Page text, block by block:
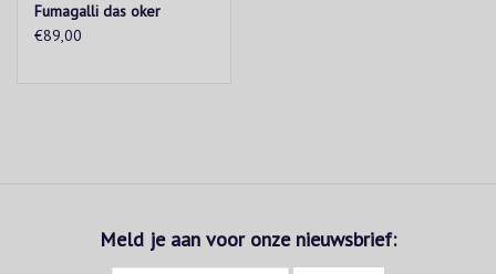
Fumagalli das oker
€89,00
Meld je aan voor onze nieuwsbrief: